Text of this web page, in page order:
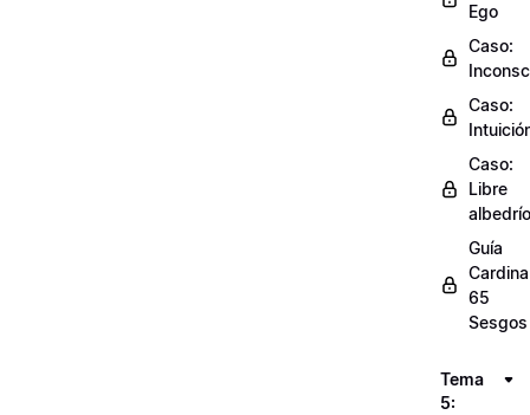
Ego
Caso:
Caso:
Caso:
Libre
albedrío
Guía
65
Sesgos
Tema
5: